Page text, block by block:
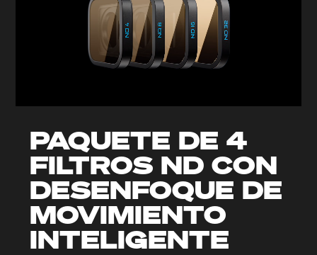
PAQUETE DE 4
FILTROS ND CON
DESENFOQUE DE
MOVIMIENTO
INTELIGENTE